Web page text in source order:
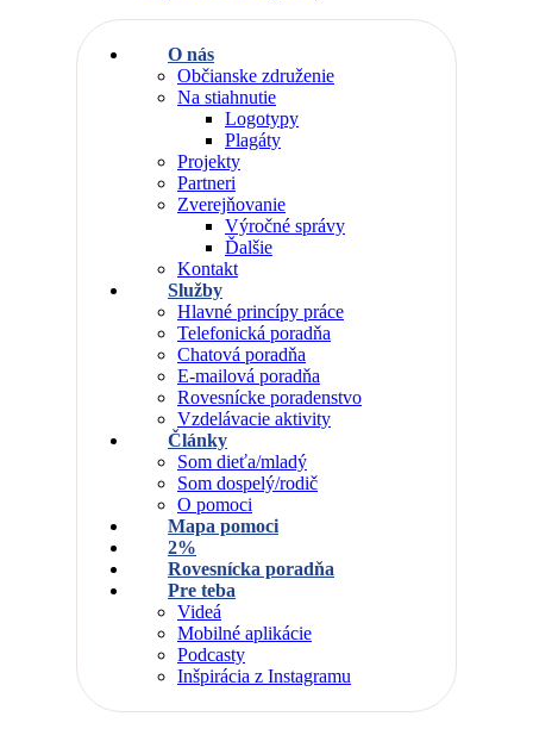
O nás
Občianske združenie
Na stiahnutie
Logotypy
Plagáty
Projekty
Partneri
Zverejňovanie
Výročné správy
Ďalšie
Kontakt
Služby
Hlavné princípy práce
Telefonická poradňa
Chatová poradňa
E-mailová poradňa
Rovesnícke poradenstvo
Vzdelávacie aktivity
Články
Som dieťa/mladý
Som dospelý/rodič
O pomoci
Mapa pomoci
2%
Rovesnícka poradňa
Pre teba
Videá
Mobilné aplikácie
Podcasty
Inšpirácia z Instagramu